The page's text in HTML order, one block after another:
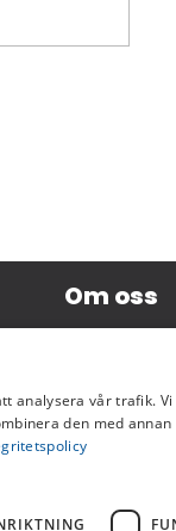
Om oss
analysera vår trafik.
den med